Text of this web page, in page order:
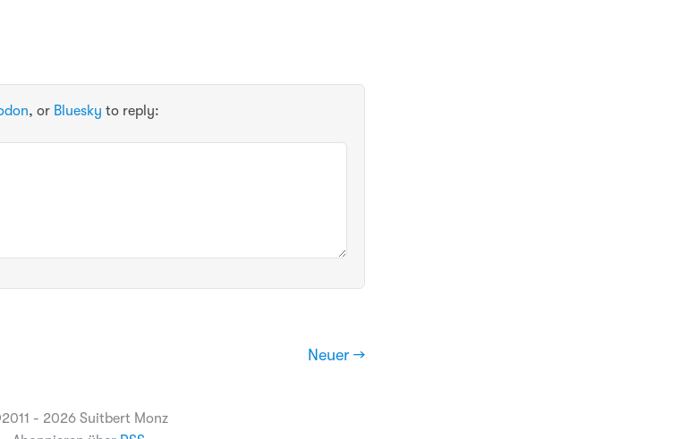
, or Bluesky to reply:
Neuer →
- 2026 Suitbert Monz